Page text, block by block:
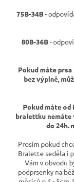
75B-34B-
80B-36B-
Pokud máte
bez výplně,
Pokud máte od
bralettku nemáte
do 24h.
Prosím pokud
Bralette seděla i
Vám v obvodu
podprsenky na